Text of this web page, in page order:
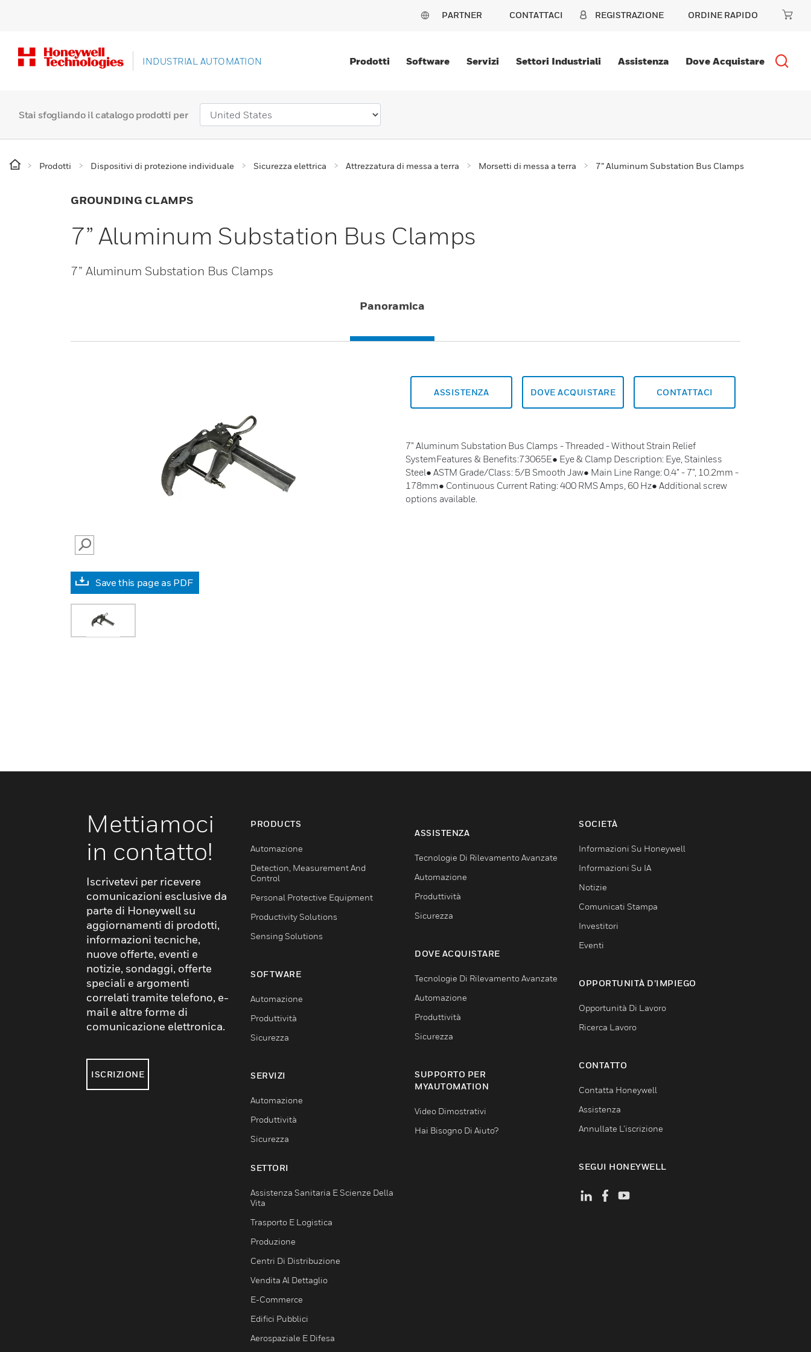
PARTNER CONTATTACI REGISTRAZIONE ORDINE RAPIDO
INDUSTRIAL AUTOMATION Prodotti Software Servizi Settori Industriali Assistenza Dove Acquistare
Stai sfogliando il catalogo prodotti per
Prodotti Dispositivi di protezione individuale Sicurezza elettrica Attrezzatura di messa a terra Morsetti di messa a terra 7” Aluminum Substation Bus Clamps
GROUNDING CLAMPS
7” Aluminum Substation Bus Clamps
7” Aluminum Substation Bus Clamps
Panoramica
SEARCH
Save this page as PDF
ASSISTENZA DOVE ACQUISTARE CONTATTACI
7” Aluminum Substation Bus Clamps - Threaded - Without Strain Relief
SystemFeatures & Benefits:73065E● Eye & Clamp Description: Eye, Stainless
Steel● ASTM Grade/Class: 5/B Smooth Jaw● Main Line Range: 0.4” - 7”, 10.2mm -
178mm● Continuous Current Rating: 400 RMS Amps, 60 Hz● Additional screw
options available.
Mettiamoci
in contatto!
Iscrivetevi per ricevere
comunicazioni esclusive da
parte di Honeywell su
aggiornamenti di prodotti,
informazioni tecniche,
nuove offerte, eventi e
notizie, sondaggi, offerte
speciali e argomenti
correlati tramite telefono, e-
mail e altre forme di
comunicazione elettronica.
ISCRIZIONE
PRODUCTS
Automazione
Detection, Measurement And
Control
Personal Protective Equipment
Productivity Solutions
Sensing Solutions
SOFTWARE
Automazione
Produttività
Sicurezza
SERVIZI
Automazione
Produttività
Sicurezza
SETTORI
Assistenza Sanitaria E Scienze Della
Vita
Trasporto E Logistica
Produzione
Centri Di Distribuzione
Vendita Al Dettaglio
E-Commerce
Edifici Pubblici
Aerospaziale E Difesa
ASSISTENZA
Tecnologie Di Rilevamento Avanzate
Automazione
Produttività
Sicurezza
DOVE ACQUISTARE
Tecnologie Di Rilevamento Avanzate
Automazione
Produttività
Sicurezza
SUPPORTO PER
MYAUTOMATION
Video Dimostrativi
Hai Bisogno Di Aiuto?
SOCIETÀ
Informazioni Su Honeywell
Informazioni Su IA
Notizie
Comunicati Stampa
Investitori
Eventi
OPPORTUNITÀ D’IMPIEGO
Opportunità Di Lavoro
Ricerca Lavoro
CONTATTO
Contatta Honeywell
Assistenza
Annullate L’iscrizione
SEGUI HONEYWELL